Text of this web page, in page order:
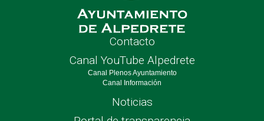
Contacto
Canal YouTube Alpedrete
Canal Plenos Ayuntamiento
Canal Información
Noticias